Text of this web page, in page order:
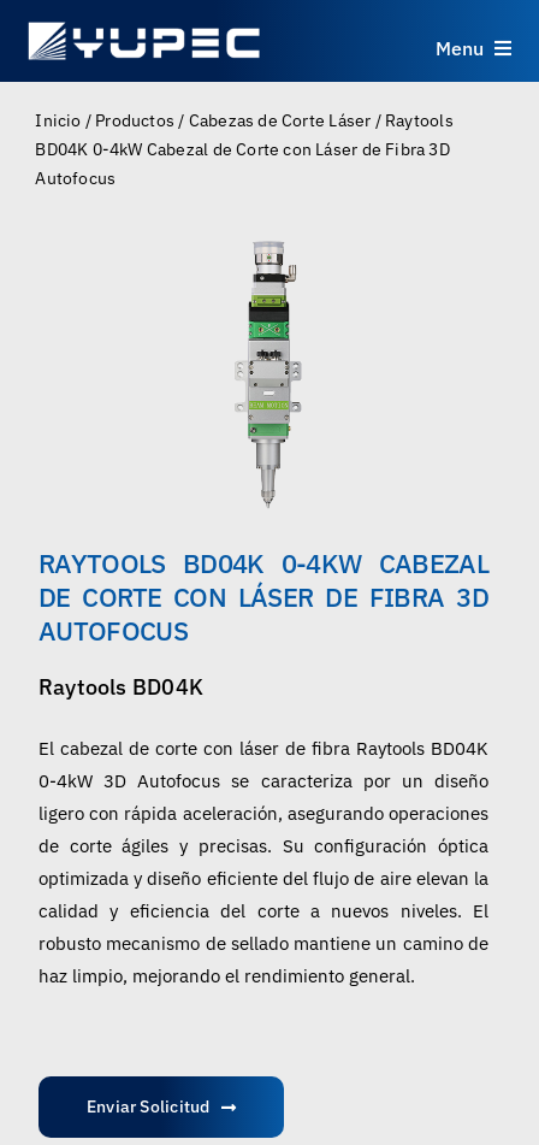
Menu
Productos
Aplicaciones
Recursos
Sobre
Contacto
Español
Inicio / Productos / Cabezas de Corte Láser / Raytools
BD04K 0-4kW Cabezal de Corte con Láser de Fibra 3D
Autofocus
RAYTOOLS BD04K 0-4KW CABEZAL
DE CORTE CON LÁSER DE FIBRA 3D
AUTOFOCUS
Raytools BD04K
El cabezal de corte con láser de fibra Raytools BD04K
0-4kW 3D Autofocus se caracteriza por un diseño
ligero con rápida aceleración, asegurando operaciones
de corte ágiles y precisas. Su configuración óptica
optimizada y diseño eficiente del flujo de aire elevan la
calidad y eficiencia del corte a nuevos niveles. El
robusto mecanismo de sellado mantiene un camino de
haz limpio, mejorando el rendimiento general.
Enviar Solicitud